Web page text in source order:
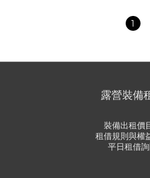
1
露營裝備
裝備出租價
租借規則與權
平日租借